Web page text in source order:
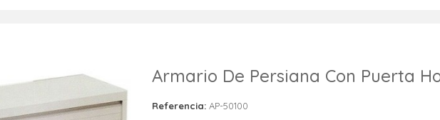
Armario De Persiana Con Puerta
Referencia: AP-50100